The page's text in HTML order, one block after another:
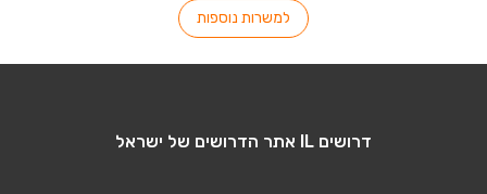
למשרות נוספות
דרושים IL אתר הדרושים של ישראל